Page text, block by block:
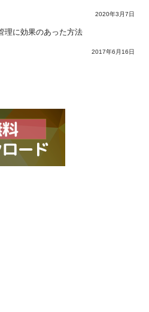
2020年3月7日
理に効果のあった方法
2017年6月16日